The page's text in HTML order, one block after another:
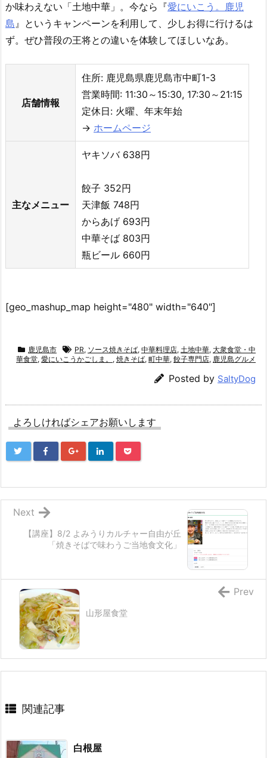
か味わえない「土地中華」。今なら『愛にいこう。鹿児
島』というキャンペーンを利用して、少しお得に行けるは
ず。ぜひ普段の王将との違いを体験してほしいなあ。
店舗情報
住所: 鹿児島県鹿児島市中町1-3
営業時間: 11:30～15:30, 17:30～21:15
定休日: 火曜、年末年始
→ ホームページ
主なメニュー
ヤキソバ 638円
餃子 352円
天津飯 748円
からあげ 693円
中華そば 803円
瓶ビール 660円
[geo_mashup_map height="480" width="640"]
鹿児島市 PR, ソース焼きそば, 中華料理店, 土地中華, 大衆食堂・中
華食堂, 愛にいこうかごしま。 , 焼きそば, 町中華, 餃子専門店, 鹿児島グルメ
Posted by SaltyDog
よろしければシェアお願いします
【講座】8/2 よみうりカルチャー自由が丘
「焼きそばで味わうご当地食文化」
Next
山形屋食堂
Prev
関連記事
白根屋